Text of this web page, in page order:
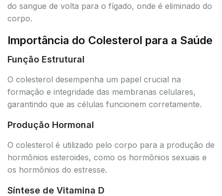
do sangue de volta para o fígado, onde é eliminado do
corpo.
Importância do Colesterol para a Saúde
Função Estrutural
O colesterol desempenha um papel crucial na
formação e integridade das membranas celulares,
garantindo que as células funcionem corretamente.
Produção Hormonal
O colesterol é utilizado pelo corpo para a produção de
hormônios esteroides, como os hormônios sexuais e
os hormônios do estresse.
Síntese de Vitamina D